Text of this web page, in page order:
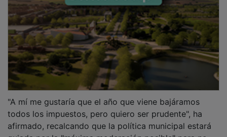
todos los impuestos, pero quiero ser prudente", ha
afirmado, recalcando que la política municipal estará
guiada por la "máxima moderación posible" para no